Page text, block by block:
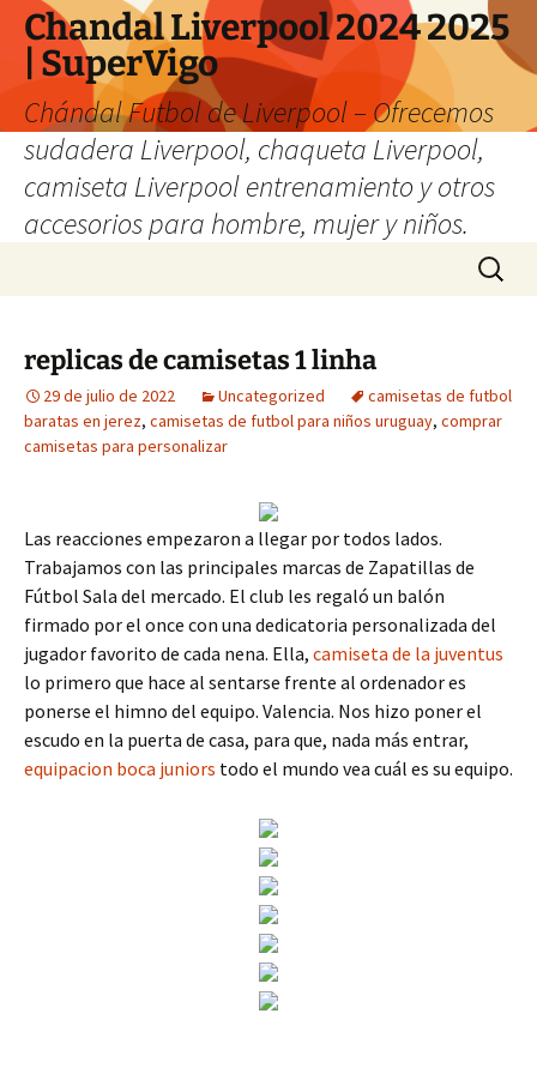
Chandal Liverpool 2024 2025
| SuperVigo
Chándal Futbol de Liverpool – Ofrecemos
sudadera Liverpool, chaqueta Liverpool,
camiseta Liverpool entrenamiento y otros
accesorios para hombre, mujer y niños.
Buscar:
replicas de camisetas 1 linha
29 de julio de 2022 Uncategorized
camisetas de futbol
baratas en jerez, camisetas de futbol para niños uruguay, comprar
camisetas para personalizar
Las reacciones empezaron a llegar por todos lados.
Trabajamos con las principales marcas de Zapatillas de
Fútbol Sala del mercado. El club les regaló un balón
firmado por el once con una dedicatoria personalizada del
jugador favorito de cada nena. Ella, camiseta de la juventus
lo primero que hace al sentarse frente al ordenador es
ponerse el himno del equipo. Valencia. Nos hizo poner el
escudo en la puerta de casa, para que, nada más entrar,
equipacion boca juniors todo el mundo vea cuál es su equipo.